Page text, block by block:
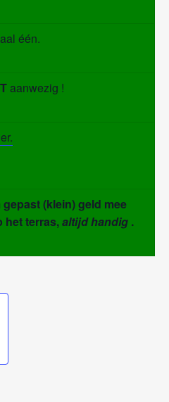
één.
aanwezig !
gepast (klein) geld mee
het terras,altijd handig .